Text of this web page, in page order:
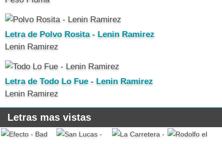
Letra de Polvo Rosita - Lenin Ramirez
Lenin Ramirez
Letra de Todo Lo Fue - Lenin Ramirez
Lenin Ramirez
Letras mas vistas